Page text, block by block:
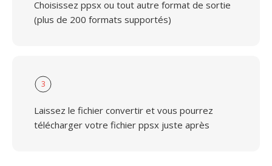
Choisissez ppsx ou tout autre format de sortie
(plus de 200 formats supportés)
3
Laissez le fichier convertir et vous pourrez
télécharger votre fichier ppsx juste après